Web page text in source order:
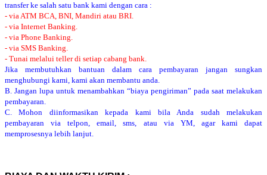
transfer ke salah satu bank kami dengan cara :
- via ATM BCA, BNI, Mandiri atau BRI.
- via Internet Banking.
- via Phone Banking.
- via SMS Banking.
- Tunai melalui teller di setiap cabang bank.
Jika membutuhkan bantuan dalam cara pembayaran jangan sungkan
menghubungi kami, kami akan membantu anda.
B. Jangan lupa untuk menambahkan “biaya pengiriman” pada saat melakukan
pembayaran.
C. Mohon diinformasikan kepada kami bila Anda sudah melakukan
pembayaran via telpon, email, sms, atau via YM, agar kami dapat
memprosesnya lebih lanjut.